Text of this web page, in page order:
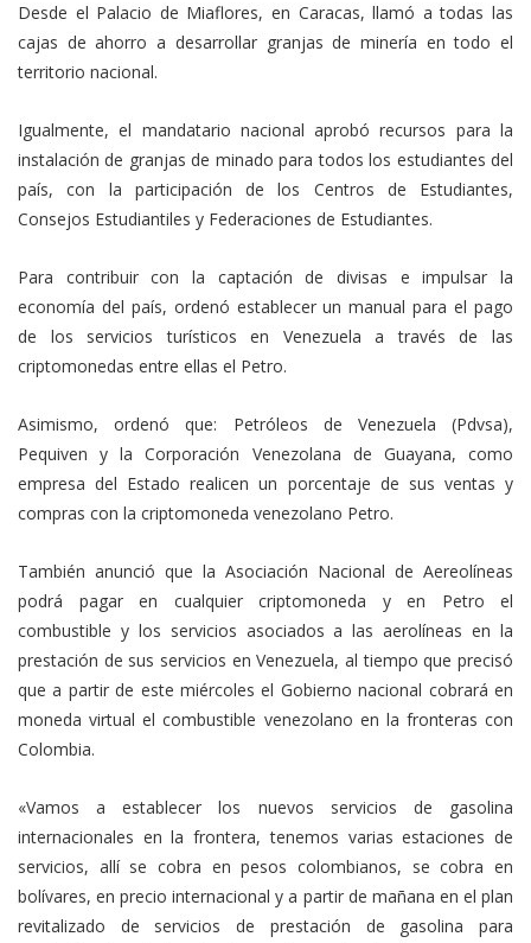
Desde el Palacio de Miaflores, en Caracas, llamó a todas las
cajas de ahorro a desarrollar granjas de minería en todo el
territorio nacional.
Igualmente, el mandatario nacional aprobó recursos para la
instalación de granjas de minado para todos los estudiantes del
país, con la participación de los Centros de Estudiantes,
Consejos Estudiantiles y Federaciones de Estudiantes.
Para contribuir con la captación de divisas e impulsar la
economía del país, ordenó establecer un manual para el pago
de los servicios turísticos en Venezuela a través de las
criptomonedas entre ellas el Petro.
Asimismo, ordenó que: Petróleos de Venezuela (Pdvsa),
Pequiven y la Corporación Venezolana de Guayana, como
empresa del Estado realicen un porcentaje de sus ventas y
compras con la criptomoneda venezolano Petro.
También anunció que la Asociación Nacional de Aereolíneas
podrá pagar en cualquier criptomoneda y en Petro el
combustible y los servicios asociados a las aerolíneas en la
prestación de sus servicios en Venezuela, al tiempo que precisó
que a partir de este miércoles el Gobierno nacional cobrará en
moneda virtual el combustible venezolano en la fronteras con
Colombia.
«Vamos a establecer los nuevos servicios de gasolina
internacionales en la frontera, tenemos varias estaciones de
servicios, allí se cobra en pesos colombianos, se cobra en
bolívares, en precio internacional y a partir de mañana en el plan
revitalizado de servicios de prestación de gasolina para